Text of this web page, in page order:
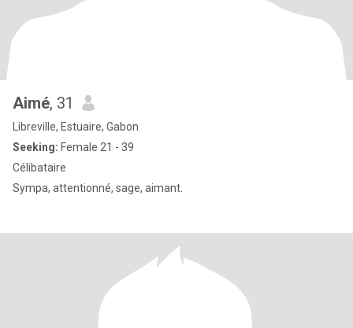
Aimé, 31
Libreville, Estuaire, Gabon
Seeking: Female 21 - 39
Célibataire
Sympa, attentionné, sage, aimant.